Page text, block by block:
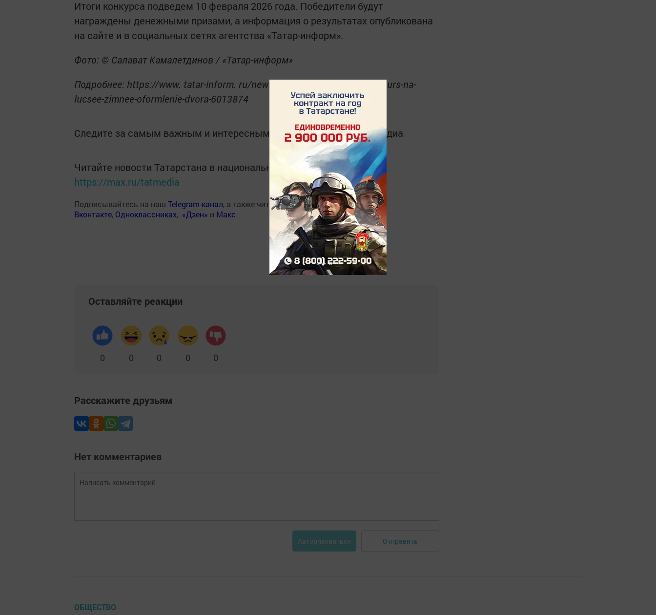
Итоги конкурса подведем 10 февраля 2026 года. Победители будут
награждены денежными призами, а информация о результатах опубликована
на сайте и в социальных сетях агентства «Татар-информ».
Фото: © Салават Камалетдинов / «Татар-информ»
Подробнее: https://www. tatar-inform. ru/news/v-tatarstane-startuet-konkurs-na-
lucsee-zimnee-oformlenie-dvora-6013874
Следите за самым важным и интересным в Telegram-каналеТатмедиа
Читайте новости Татарстана в национальном мессенджере MАХ:
https://max.ru/tatmedia
Подписывайтесь на наш Telegram-канал, а также читайте нас
Вконтакте, Одноклассниках, «Дзен» и Макс
Оставляйте реакции
0 0 0 0 0
Расскажите друзьям
Нет комментариев
Авторизоваться Отправить
ОБЩЕСТВО